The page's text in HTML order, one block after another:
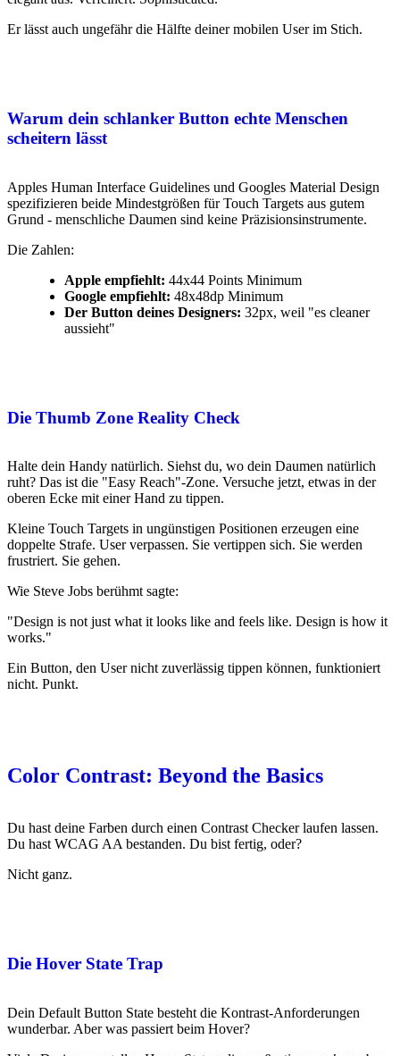
Er lässt auch ungefähr die Hälfte deiner mobilen User im Stich.
Warum dein schlanker Button echte Menschen
scheitern lässt
Apples Human Interface Guidelines und Googles Material Design
spezifizieren beide Mindestgrößen für Touch Targets aus gutem
Grund - menschliche Daumen sind keine Präzisionsinstrumente.
Die Zahlen:
Apple empfiehlt: 44x44 Points Minimum
Google empfiehlt: 48x48dp Minimum
Der Button deines Designers: 32px, weil "es cleaner
aussieht"
Die Thumb Zone Reality Check
Halte dein Handy natürlich. Siehst du, wo dein Daumen natürlich
ruht? Das ist die "Easy Reach"-Zone. Versuche jetzt, etwas in der
oberen Ecke mit einer Hand zu tippen.
Kleine Touch Targets in ungünstigen Positionen erzeugen eine
doppelte Strafe. User verpassen. Sie vertippen sich. Sie werden
frustriert. Sie gehen.
Wie Steve Jobs berühmt sagte:
"Design is not just what it looks like and feels like. Design is how it
works."
Ein Button, den User nicht zuverlässig tippen können, funktioniert
nicht. Punkt.
Color Contrast: Beyond the Basics
Du hast deine Farben durch einen Contrast Checker laufen lassen.
Du hast WCAG AA bestanden. Du bist fertig, oder?
Nicht ganz.
Die Hover State Trap
Dein Default Button State besteht die Kontrast-Anforderungen
wunderbar. Aber was passiert beim Hover?